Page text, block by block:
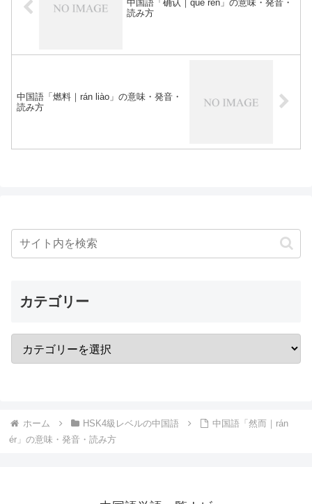
中国語「确认｜què rèn」の意味・発音・
読み方
中国語「燃料｜rán liào」の意味・発音・
読み方
カテゴリー
ホーム HSK4級レベルの中国語
中国語「然而｜rán
ér」の意味・発音・読み方